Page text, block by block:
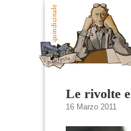
Le rivolte
16 Marzo 2011